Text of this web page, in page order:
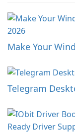
Make Your
Telegram